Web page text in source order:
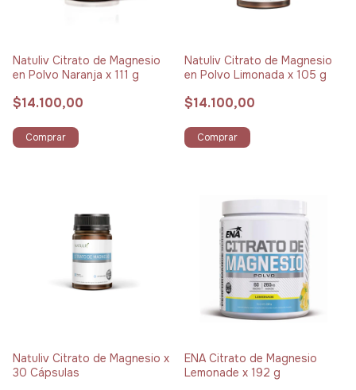
Natuliv Citrato de Magnesio
en Polvo Naranja x 111 g
$14.100,00
Comprar
Natuliv Citrato de Magnesio
en Polvo Limonada x 105 g
$14.100,00
Comprar
Natuliv Citrato de Magnesio x
30 Cápsulas
ENA Citrato de Magnesio
Lemonade x 192 g